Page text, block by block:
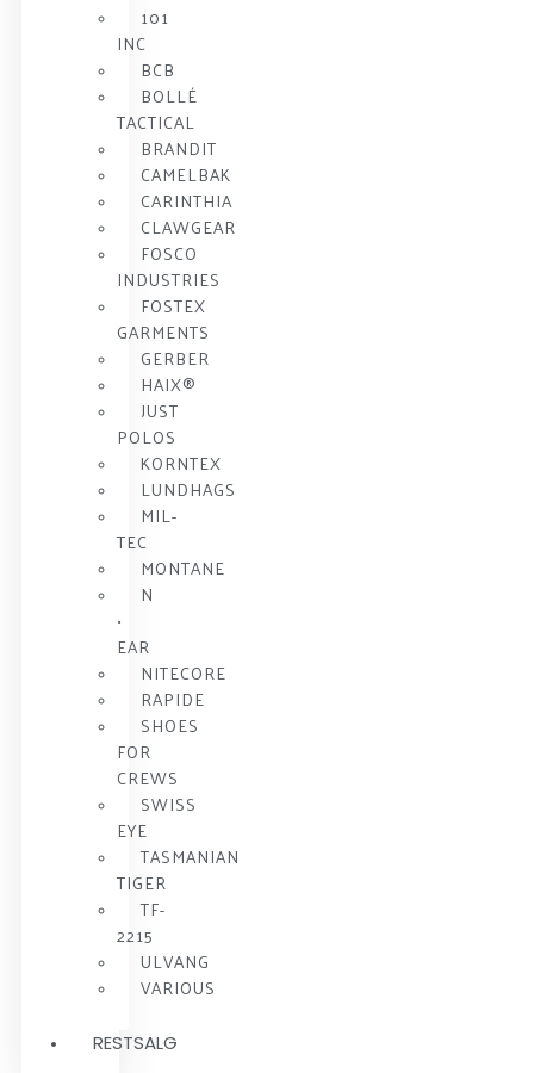
101
INC
BCB
BOLLÉ
TACTICAL
BRANDIT
CAMELBAK
CARINTHIA
CLAWGEAR
FOSCO
INDUSTRIES
FOSTEX
GARMENTS
GERBER
HAIX®
JUST
POLOS
KORNTEX
LUNDHAGS
MIL-
TEC
MONTANE
N
•
EAR
NITECORE
RAPIDE
SHOES
FOR
CREWS
SWISS
EYE
TASMANIAN
TIGER
TF-
2215
ULVANG
VARIOUS
RESTSALG